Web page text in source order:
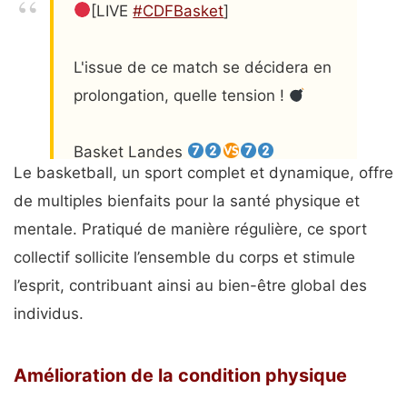
[LIVE#CDFBasket]
L'issue de ce match se décidera en
prolongation, quelle tension !
Basket Landes
@tgbbasket
pic.twitter.com/TEhxgLR0mG
— Fédération Française de
BasketBall (@ffbasketball)March 9,
2024
Le basketball, un sport complet et dynamique, offre
de multiples bienfaits pour la santé physique et
mentale. Pratiqué de manière régulière, ce sport
collectif sollicite l’ensemble du corps et stimule
l’esprit, contribuant ainsi au bien-être global des
individus.
Amélioration de la condition physique